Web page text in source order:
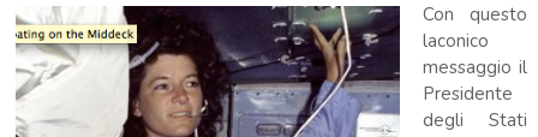
Con questo
laconico
messaggio il
Presidente
degli Stati